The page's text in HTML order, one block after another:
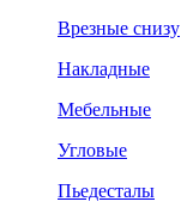
Врезные снизу
Накладные
Мебельные
Угловые
Пьедесталы